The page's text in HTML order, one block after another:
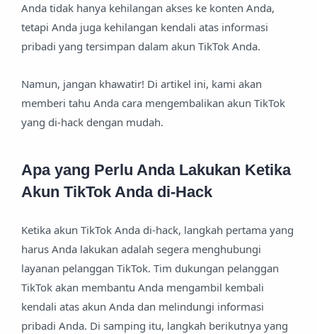
Anda tidak hanya kehilangan akses ke konten Anda,
tetapi Anda juga kehilangan kendali atas informasi
pribadi yang tersimpan dalam akun TikTok Anda.
Namun, jangan khawatir! Di artikel ini, kami akan
memberi tahu Anda cara mengembalikan akun TikTok
yang di-hack dengan mudah.
Apa yang Perlu Anda Lakukan Ketika
Akun TikTok Anda di-Hack
Ketika akun TikTok Anda di-hack, langkah pertama yang
harus Anda lakukan adalah segera menghubungi
layanan pelanggan TikTok. Tim dukungan pelanggan
TikTok akan membantu Anda mengambil kembali
kendali atas akun Anda dan melindungi informasi
pribadi Anda. Di samping itu, langkah berikutnya yang